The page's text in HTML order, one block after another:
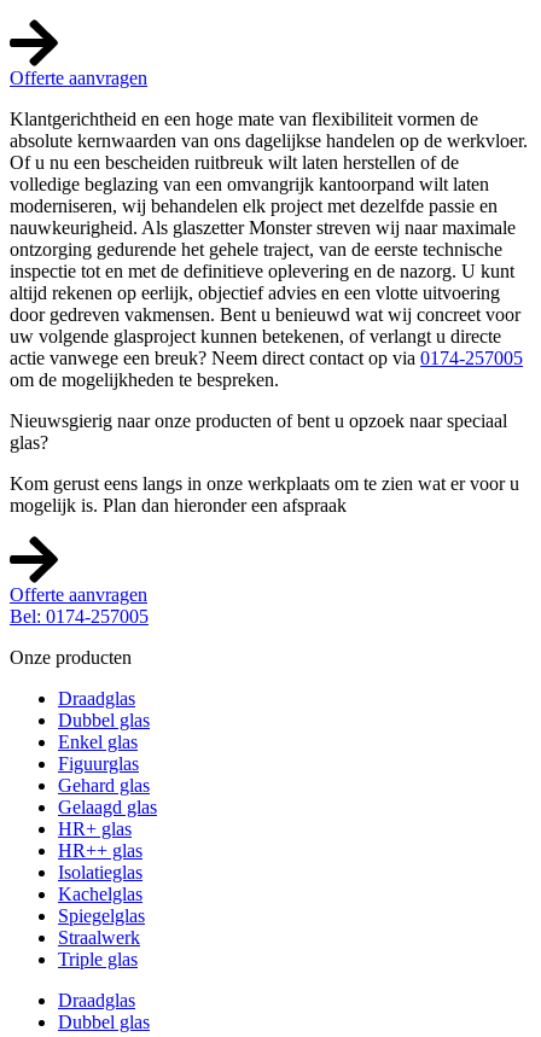
Offerte aanvragen
Klantgerichtheid en een hoge mate van flexibiliteit vormen de
absolute kernwaarden van ons dagelijkse handelen op de werkvloer.
Of u nu een bescheiden ruitbreuk wilt laten herstellen of de
volledige beglazing van een omvangrijk kantoorpand wilt laten
moderniseren, wij behandelen elk project met dezelfde passie en
nauwkeurigheid. Als glaszetter Monster streven wij naar maximale
ontzorging gedurende het gehele traject, van de eerste technische
inspectie tot en met de definitieve oplevering en de nazorg. U kunt
altijd rekenen op eerlijk, objectief advies en een vlotte uitvoering
door gedreven vakmensen. Bent u benieuwd wat wij concreet voor
uw volgende glasproject kunnen betekenen, of verlangt u directe
actie vanwege een breuk? Neem direct contact op via 0174-257005
om de mogelijkheden te bespreken.
Nieuwsgierig naar onze producten of bent u opzoek naar speciaal
glas?
Kom gerust eens langs in onze werkplaats om te zien wat er voor u
mogelijk is. Plan dan hieronder een afspraak
Offerte aanvragen
Bel: 0174-257005
Onze producten
Draadglas
Dubbel glas
Enkel glas
Figuurglas
Gehard glas
Gelaagd glas
HR+ glas
HR++ glas
Isolatieglas
Kachelglas
Spiegelglas
Straalwerk
Triple glas
Draadglas
Dubbel glas